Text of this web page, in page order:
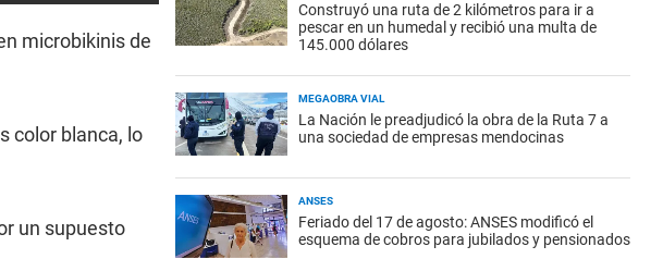
microbikinis de
color blanca, lo
un supuesto
Construyó una ruta de 2 kilómetros para ir a
pescar en un humedal y recibió una multa de
145.000 dólares
MEGAOBRA VIAL
La Nación le preadjudicó la obra de la Ruta 7 a
una sociedad de empresas mendocinas
ANSES
Feriado del 17 de agosto: ANSES modificó el
esquema de cobros para jubilados y pensionados